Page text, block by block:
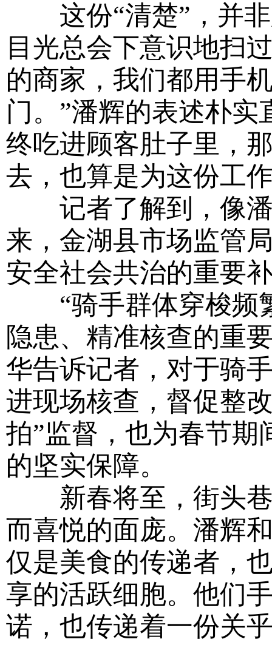
这份“清楚”，并非
目光总会下意识地扫
的商家，我们都用手
门。”潘辉的表述朴
终吃进顾客肚子里，
去，也算是为这份工
记者了解到，像潘
来，金湖县市场监管
安全社会共治的重要
“骑手群体穿梭频
隐患、精准核查的重
华告诉记者，对于骑
进现场核查，督促整
拍”监督，也为春节期
的坚实保障。
新春将至，街头巷
而喜悦的面庞。潘辉
仅是美食的传递者，
享的活跃细胞。他们
诺，也传递着一份关